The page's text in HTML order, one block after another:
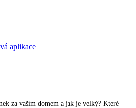
za vaším domem a jak je velký? Které